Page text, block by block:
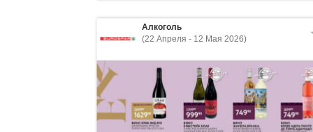
Алкоголь
(22 Апреля - 12 Мая 2026)